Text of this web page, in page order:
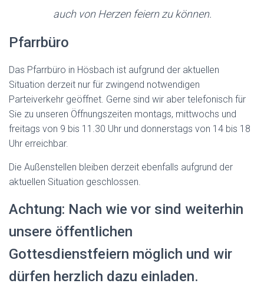
auch von Herzen feiern zu können.
Pfarrbüro
Das Pfarrbüro in Hösbach ist aufgrund der aktuellen
Situation derzeit nur für zwingend notwendigen
Parteiverkehr geöffnet. Gerne sind wir aber telefonisch für
Sie zu unseren Öffnungszeiten montags, mittwochs und
freitags von 9 bis 11.30 Uhr und donnerstags von 14 bis 18
Uhr erreichbar.
Die Außenstellen bleiben derzeit ebenfalls aufgrund der
aktuellen Situation geschlossen.
Achtung: Nach wie vor sind weiterhin
unsere öffentlichen
Gottesdienstfeiern möglich und wir
dürfen herzlich dazu einladen.